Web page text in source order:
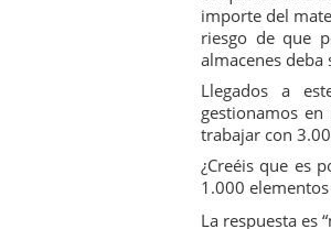
importe del
riesgo de que
almacenes
Llegados a
gestionamos
trabajar con
¿Creéis que es
1.000
La respuesta es